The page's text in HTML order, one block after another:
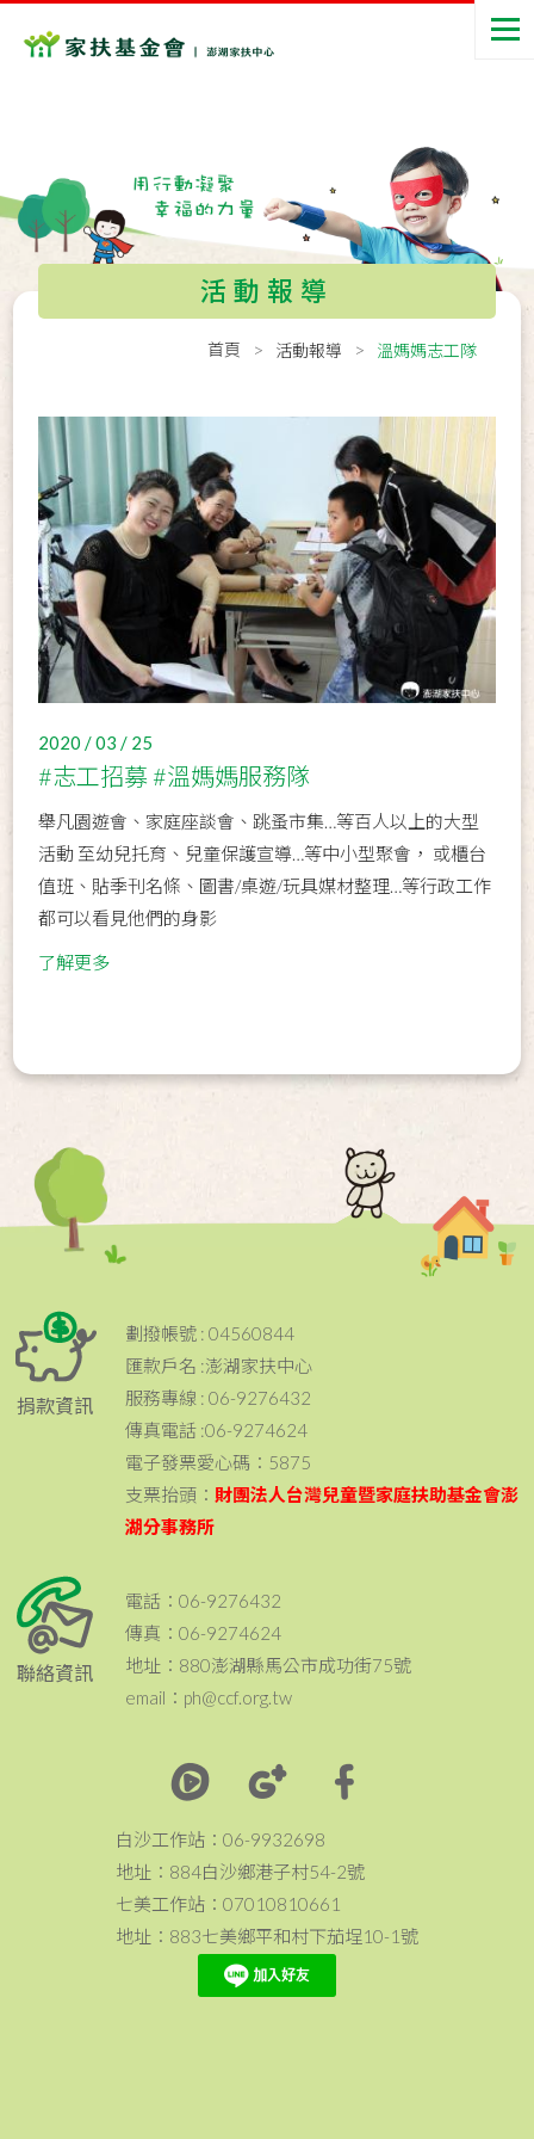
活動報導
首頁 活動報導 溫媽媽志工隊
2020 / 03 / 25
#志工招募 #溫媽媽服務隊
舉凡園遊會、家庭座談會、跳蚤市集…等百人以上的大型
活動 至幼兒托育、兒童保護宣導…等中小型聚會， 或櫃台
值班、貼季刊名條、圖書/桌遊/玩具媒材整理…等行政工作
都可以看見他們的身影
了解更多
捐款資訊
劃撥帳號 : 04560844
匯款戶名 :澎湖家扶中心
服務專線 : 06-9276432
傳真電話 :06-9274624
電子發票愛心碼：5875
支票抬頭： 財團法人台灣兒童暨家庭扶助基金會澎
湖分事務所
聯絡資訊
電話：06-9276432
傳真：06-9274624
地址：880澎湖縣馬公市成功街75號
email：ph@ccf.org.tw
白沙工作站：06-9932698
地址：884白沙鄉港子村54-2號
七美工作站：07010810661
地址：883七美鄉平和村下茄埕10-1號